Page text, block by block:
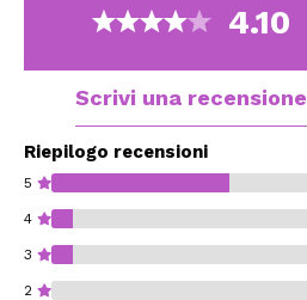
4.10
Scrivi una recensione
Riepilogo recensioni
5
4
3
2